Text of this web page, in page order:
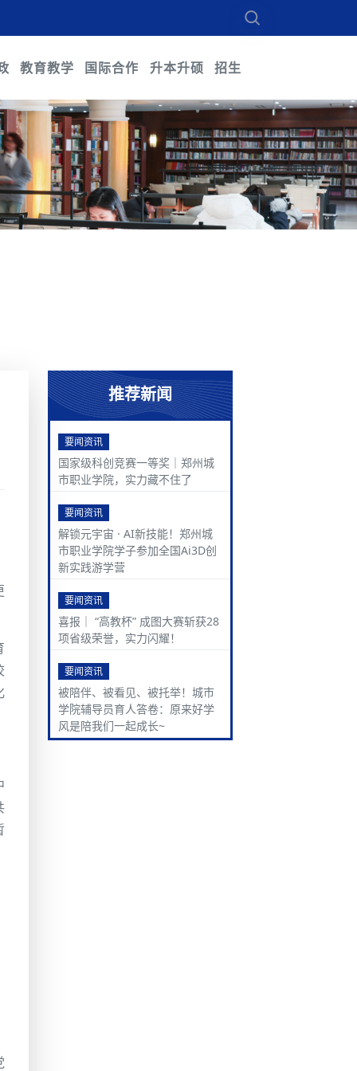
教育教学 国际合作 升本升硕 招生
推荐新闻
要闻资讯
国家级科创竞赛一等奖｜郑州城
市职业学院，实力藏不住了
要闻资讯
解锁元宇宙 · AI新技能！郑州城
市职业学院学子参加全国Ai3D创
新实践游学营
要闻资讯
喜报｜ “高教杯” 成图大赛斩获28
项省级荣誉，实力闪耀！
要闻资讯
被陪伴、被看见、被托举！城市
学院辅导员育人答卷：原来好学
风是陪我们一起成长~